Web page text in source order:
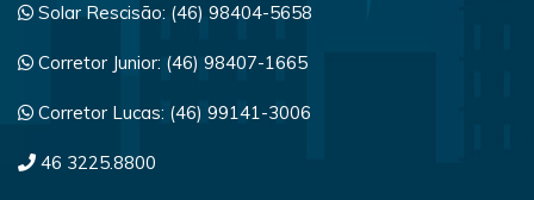
Solar Rescisão: (46) 98404-5658
Corretor Junior: (46) 98407-1665
Corretor Lucas: (46) 99141-3006
46 3225.8800